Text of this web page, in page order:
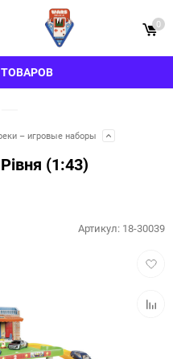
0
– игровые наборы
(1:43)
Артикул: 18-30039